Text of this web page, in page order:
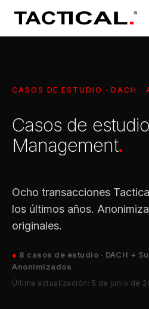
CASOS DE ESTUDIO · DACH ·
Casos de
Management.
Ocho transacciones
los últimos años.
originales.
● 8 casos de estudio · DACH +
Anonimizados
Última actualización: 5 de junio de